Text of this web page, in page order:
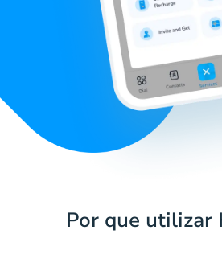
Por que utilizar